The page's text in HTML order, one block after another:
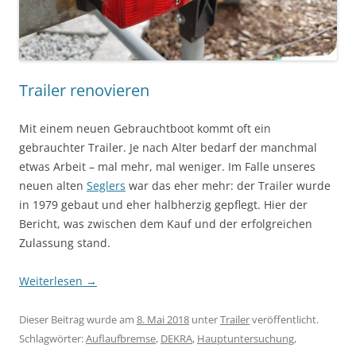
Trailer renovieren
Mit einem neuen Gebrauchtboot kommt oft ein
gebrauchter Trailer. Je nach Alter bedarf der manchmal
etwas Arbeit – mal mehr, mal weniger. Im Falle unseres
neuen alten Seglers war das eher mehr: der Trailer wurde
in 1979 gebaut und eher halbherzig gepflegt. Hier der
Bericht, was zwischen dem Kauf und der erfolgreichen
Zulassung stand.
Weiterlesen →
Dieser Beitrag wurde am 8. Mai 2018 unterTrailerveröffentlicht.
Schlagwörter:Auflaufbremse, DEKRA, Hauptuntersuchung,